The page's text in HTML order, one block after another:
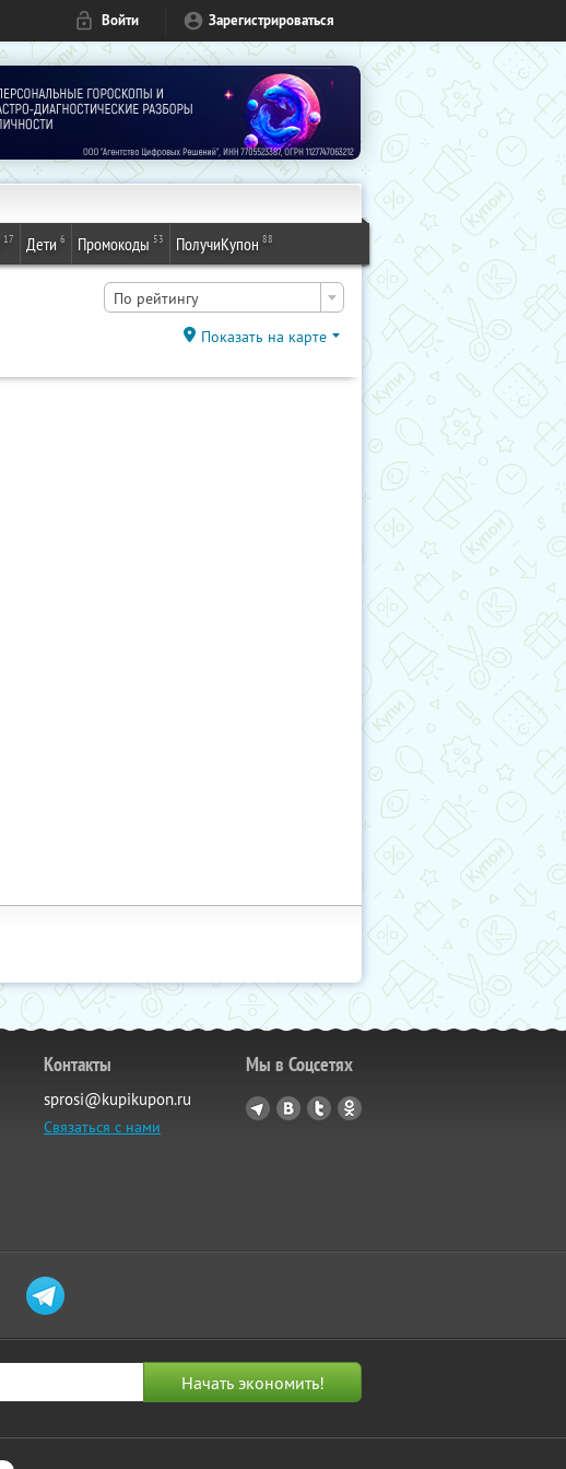
Войти Зарегистрироваться
17 Дети 6 Промокоды 53 ПолучиКупон 88
По рейтингу
Показать на карте
Контакты
sprosi@kupikupon.ru
Связаться с нами
Мы в Соцсетях